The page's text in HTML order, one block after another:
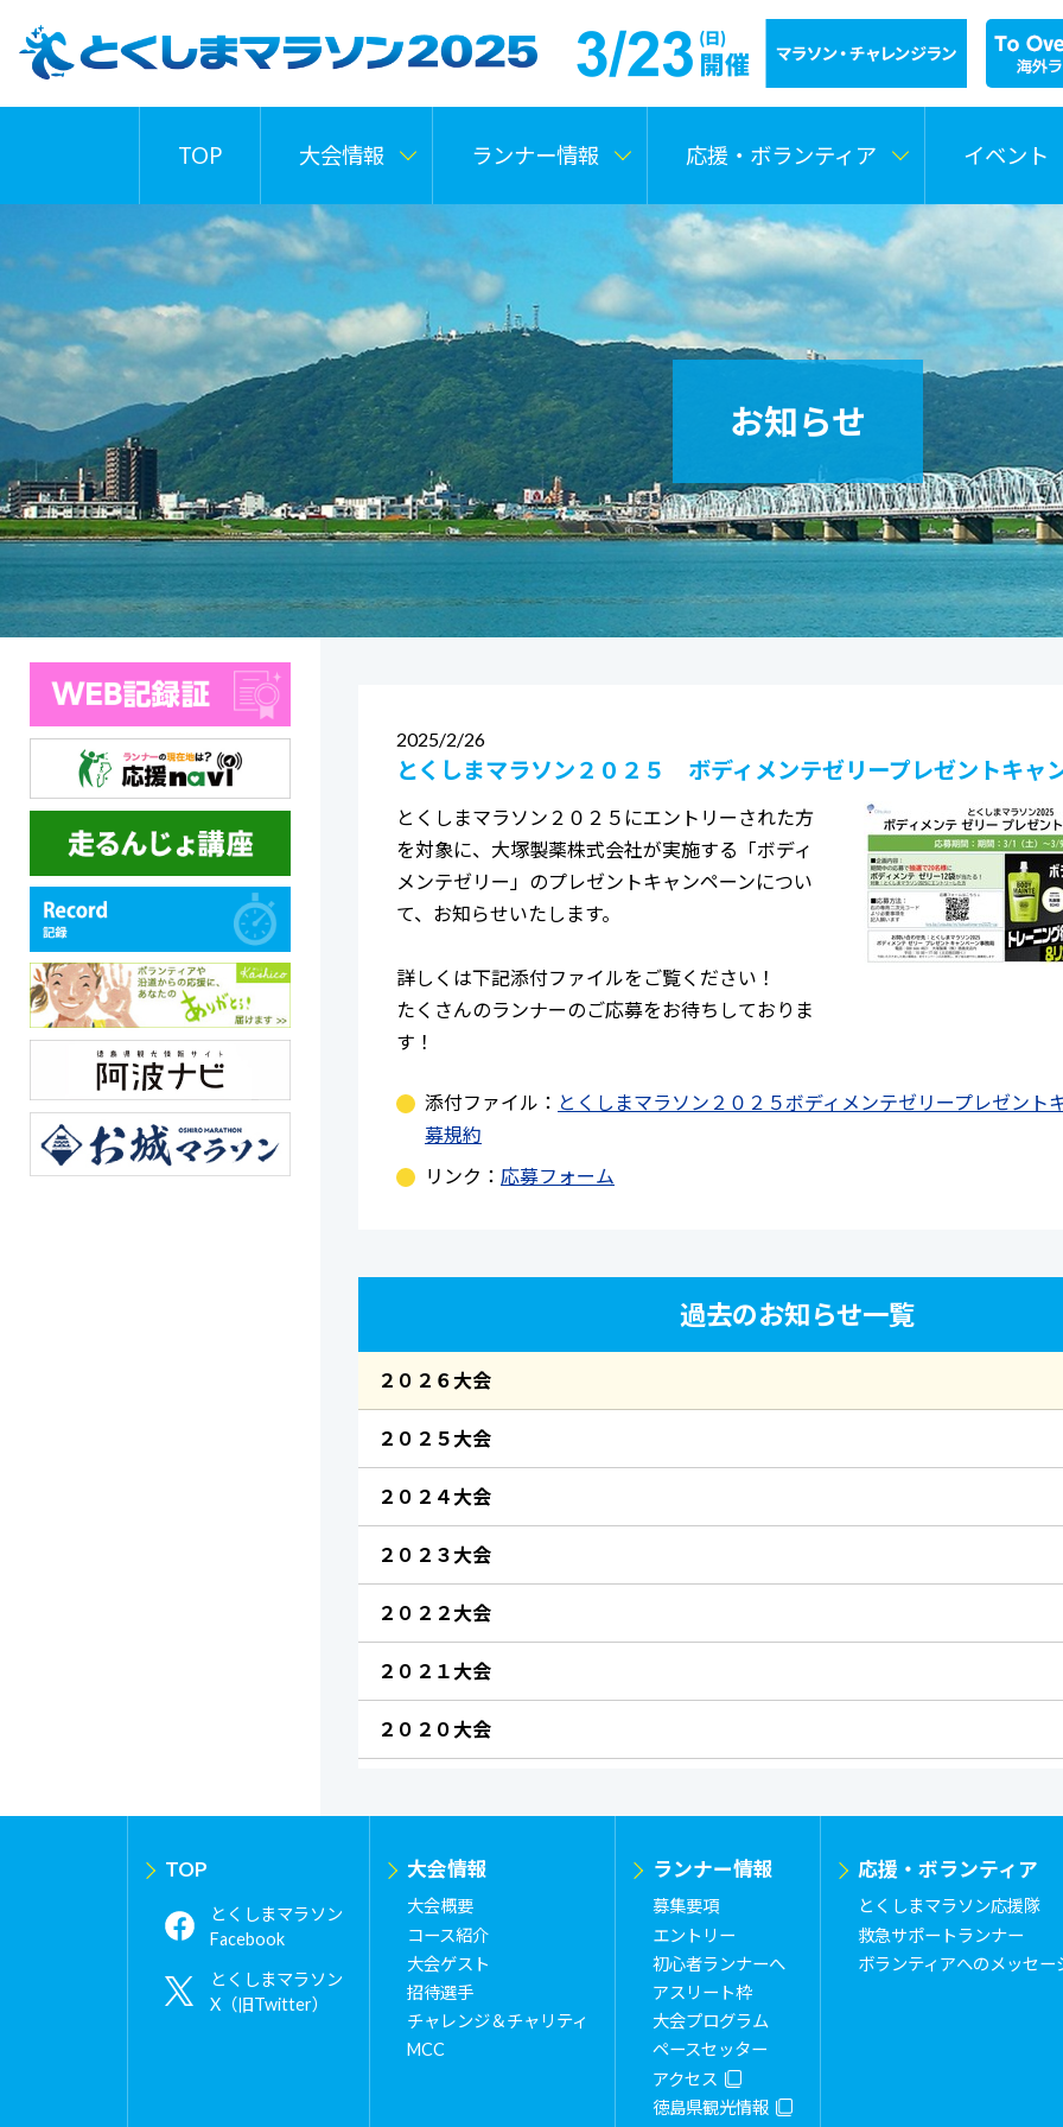
TOP 大会情報 ランナー情報 応援・ボランティア イベント
お知らせ
2025 2/26
とくしまマラソン２０２５ ボディメンテゼリープレゼントキャ
とくしまマラソン２０２５にエントリーされた方
を対象に、大塚製薬株式会社が実施する「ボディ
メンテゼリー」のプレゼントキャンペーンについ
て、お知らせいたします。
詳しくは下記添付ファイルをご覧ください！
たくさんのランナーのご応募をお待ちしておりま
す！
添付ファイル： とくしまマラソン２０２５ボディメンテゼリープレゼント
募規約
リンク： 応募フォーム
過去のお知らせ一覧
２０２６大会
２０２５大会
２０２４大会
２０２３大会
２０２２大会
２０２１大会
２０２０大会
TOP
とくしまマラソン
Facebook
とくしまマラソン
X（旧Twitter）
大会情報
大会概要
コース紹介
大会ゲスト
招待選手
チャレンジ＆チャリティ
MCC
ランナー情報
募集要項
エントリー
初心者ランナーへ
アスリート枠
大会プログラム
ペースセッター
アクセス
徳島県観光情報
応援・ボランティア
とくしまマラソン応援隊
救急サポートランナー
ボランティアへのメッセー